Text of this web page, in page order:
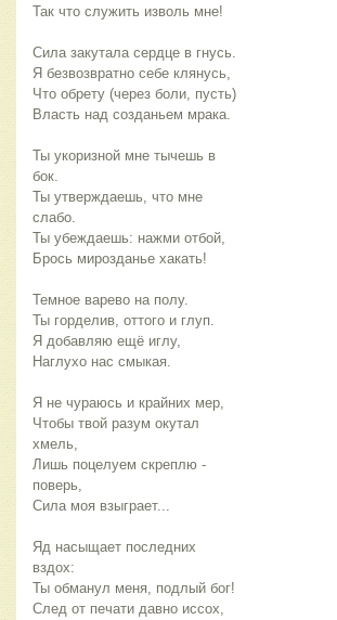
Так что служить изволь мне!
Сила закутала сердце в гнусь.
Я безвозвратно себе клянусь,
Что обрету (через боли, пусть)
Власть над созданьем мрака.
Ты укоризной мне тычешь в
бок.
Ты утверждаешь, что мне
слабо.
Ты убеждаешь: нажми отбой,
Брось мирозданье хакать!
Темное варево на полу.
Ты горделив, оттого и глуп.
Я добавляю ещё иглу,
Наглухо нас смыкая.
Я не чураюсь и крайних мер,
Чтобы твой разум окутал
хмель,
Лишь поцелуем скреплю -
поверь,
Сила моя взыграет...
Яд насыщает последних
вздох:
Ты обманул меня, подлый бог!
След от печати давно иссох,